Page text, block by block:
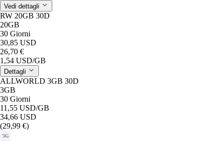
Vedi dettagli
RW 20GB 30D
20GB
30 Giorni
30,85 USD
26,70 €
1,54 USD/GB
Dettagli
ALLWORLD 3GB 30D
3GB
30 Giorni
11,55 USD/GB
34,66 USD
(29,99 €)
5G